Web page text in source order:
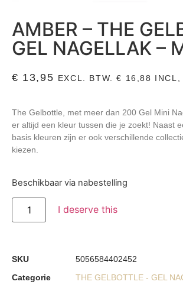
AMBER – THE
GEL NAGELLAK –
€ 13,95 EXCL. BTW.€ 16,88 INCL,
The Gelbottle, met meer dan 200 Gel Mini
er altijd een kleur tussen die je zoekt! Naast
basis kleuren zijn er ook verschillende
kiezen.
Beschikbaar via nabestelling
I deserve this
SKU
5056584402452
Categorie
THE GELBOTTLE - GEL